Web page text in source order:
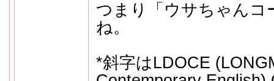
つまり「ウサちゃんコ
ね。
*斜字はLDOCE